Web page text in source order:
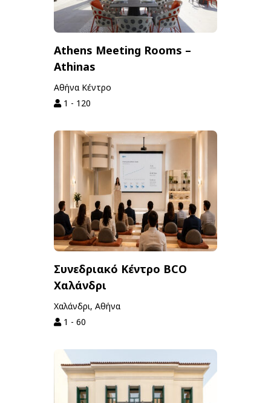
Athens Meeting Rooms –
Athinas
Αθήνα Κέντρο
1 - 120
Συνεδριακό Κέντρο BCO
Χαλάνδρι
Χαλάνδρι, Αθήνα
1 - 60